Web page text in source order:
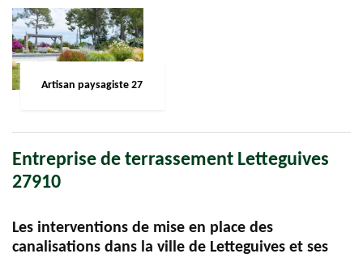
Artisan paysagiste 27
Entreprise de terrassement Letteguives
27910
Les interventions de mise en place des
canalisations dans la ville de Letteguives et ses